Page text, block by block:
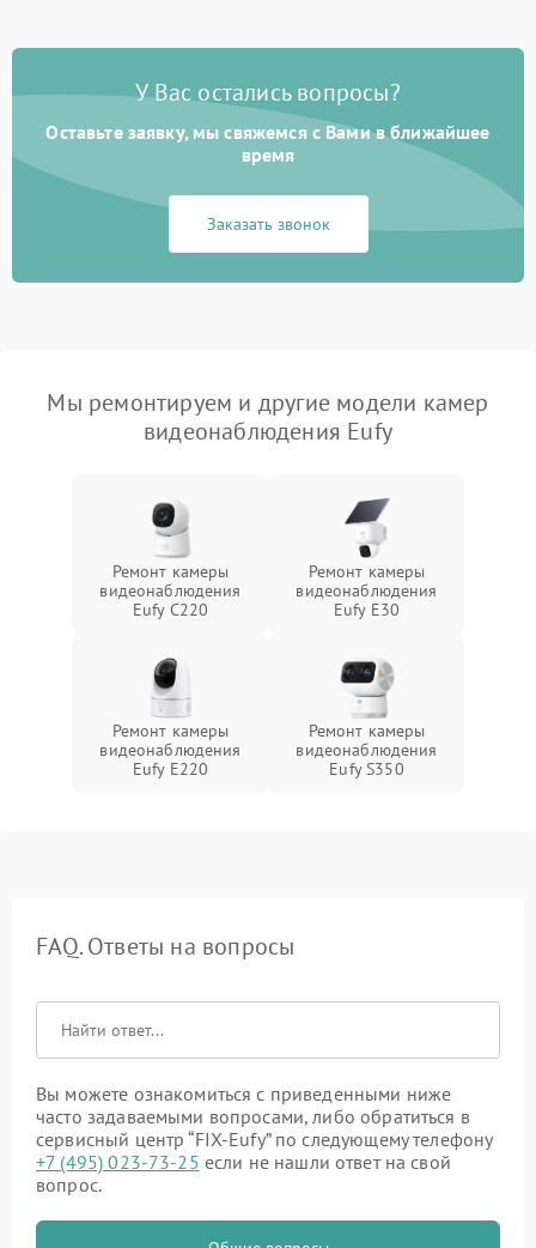
У Вас остались вопросы?
Оставьте заявку, мы свяжемся с Вами в ближайшее
время
Заказать звонок
Мы ремонтируем и другие модели камер
видеонаблюдения Eufy
Ремонт камеры
видеонаблюдения
Eufy C220
Ремонт камеры
видеонаблюдения
Eufy E30
Ремонт камеры
видеонаблюдения
Eufy E220
Ремонт камеры
видеонаблюдения
Eufy S350
FAQ. Ответы на вопросы
Вы можете ознакомиться с приведенными ниже
часто задаваемыми вопросами, либо обратиться в
сервисный центр “FIX-Eufy” по следующему телефону
+7 (495) 023-73-25 если не нашли ответ на свой
вопрос.